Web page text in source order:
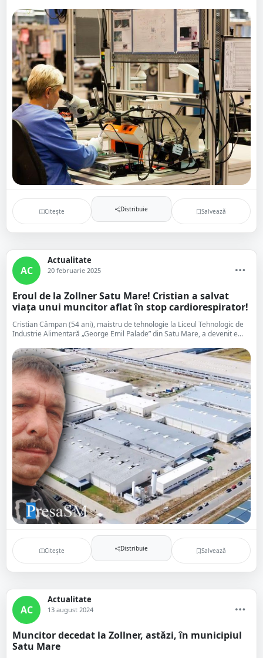
Citește Distribuie Salvează
AC
Actualitate
20 februarie 2025
Eroul de la Zollner Satu Mare! Cristian a salvat
viața unui muncitor aflat în stop cardiorespirator!
Cristian Câmpan (54 ani), maistru de tehnologie la Liceul Tehnologic de
Industrie Alimentară „George Emil Palade” din Satu Mare, a devenit e...
Citește Distribuie Salvează
AC
Actualitate
13 august 2024
Muncitor decedat la Zollner, astăzi, în municipiul
Satu Mare